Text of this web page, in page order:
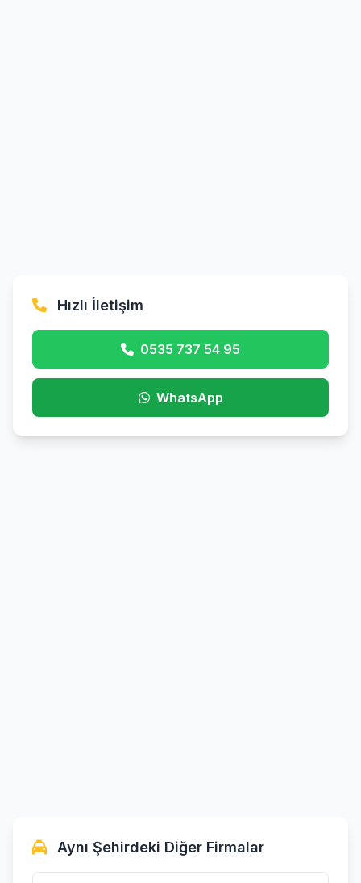
Hızlı İletişim
0535 737 54 95
WhatsApp
Aynı Şehirdeki Diğer Firmalar